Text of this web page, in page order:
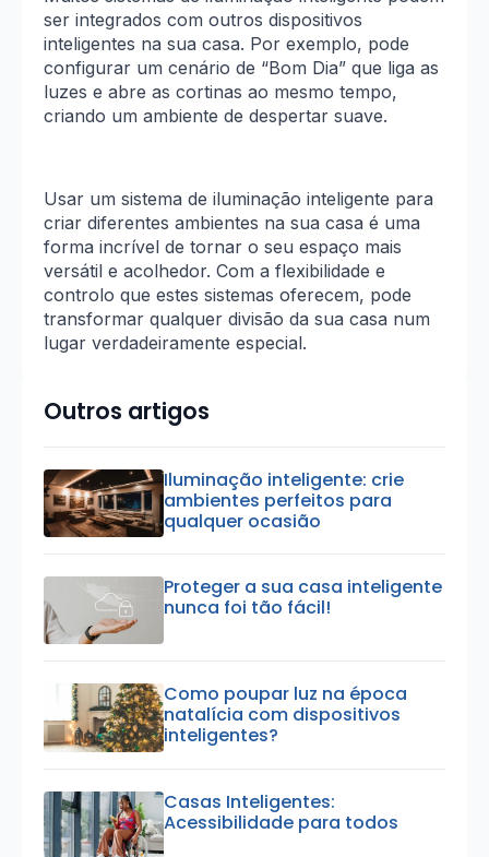
ser integrados com outros dispositivos
inteligentes na sua casa. Por exemplo, pode
configurar um cenário de “Bom Dia” que liga as
luzes e abre as cortinas ao mesmo tempo,
criando um ambiente de despertar suave.
Usar um sistema de iluminação inteligente para
criar diferentes ambientes na sua casa é uma
forma incrível de tornar o seu espaço mais
versátil e acolhedor. Com a flexibilidade e
controlo que estes sistemas oferecem, pode
transformar qualquer divisão da sua casa num
lugar verdadeiramente especial.
Outros artigos
Iluminação inteligente: crie
ambientes perfeitos para
qualquer ocasião
Proteger a sua casa inteligente
nunca foi tão fácil!
Como poupar luz na época
natalícia com dispositivos
inteligentes?
Casas Inteligentes:
Acessibilidade para todos